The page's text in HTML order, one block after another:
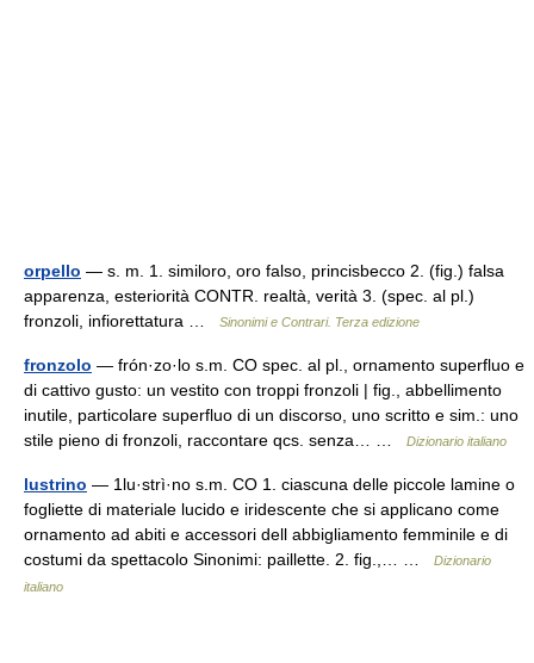
orpello — s. m. 1. similoro, oro falso, princisbecco 2. (fig.) falsa
apparenza, esteriorità CONTR. realtà, verità 3. (spec. al pl.)
fronzoli, infiorettatura …
Sinonimi e Contrari. Terza edizione
fronzolo — frón·zo·lo s.m. CO spec. al pl., ornamento superfluo e
di cattivo gusto: un vestito con troppi fronzoli | fig., abbellimento
inutile, particolare superfluo di un discorso, uno scritto e sim.: uno
stile pieno di fronzoli, raccontare qcs. senza… …
Dizionario italiano
lustrino — 1lu·strì·no s.m. CO 1. ciascuna delle piccole lamine o
fogliette di materiale lucido e iridescente che si applicano come
ornamento ad abiti e accessori dell abbigliamento femminile e di
costumi da spettacolo Sinonimi: paillette. 2. fig.,… …
Dizionario
italiano